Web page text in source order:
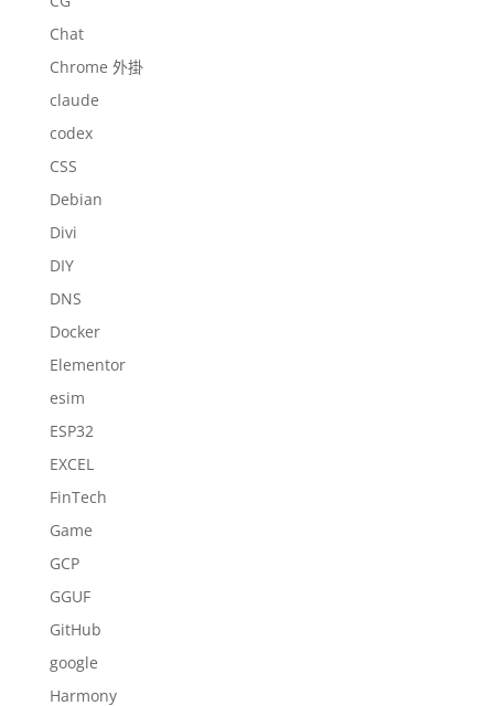
Chat
Chrome 外掛
claude
codex
CSS
Debian
Divi
DIY
DNS
Docker
Elementor
esim
ESP32
EXCEL
FinTech
Game
GCP
GGUF
GitHub
google
Harmony